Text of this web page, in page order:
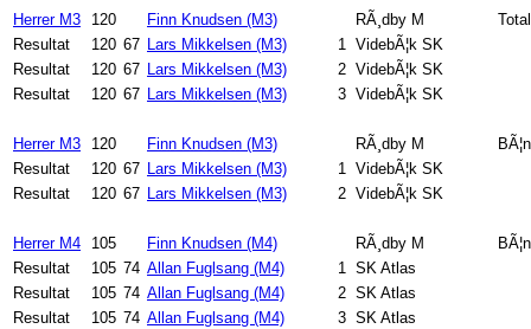
Herrer M3 120 Finn Knudsen (M3) RÃ¸dby M
Total
Resultat
120 67 Lars Mikkelsen (M3) 1 VidebÃ¦k SK
Resultat
120 67 Lars Mikkelsen (M3) 2 VidebÃ¦k SK
Resultat
120 67 Lars Mikkelsen (M3) 3 VidebÃ¦k SK
Herrer M3 120 Finn Knudsen (M3) RÃ¸dby M
Resultat
120 67 Lars Mikkelsen (M3) 1 VidebÃ¦k SK
Resultat
120 67 Lars Mikkelsen (M3) 2 VidebÃ¦k SK
Herrer M4 105 Finn Knudsen (M4) RÃ¸dby M
Resultat
105 74 Allan Fuglsang (M4) 1 SK Atlas
Resultat
105 74 Allan Fuglsang (M4) 2 SK Atlas
Resultat
105 74 Allan Fuglsang (M4) 3 SK Atlas